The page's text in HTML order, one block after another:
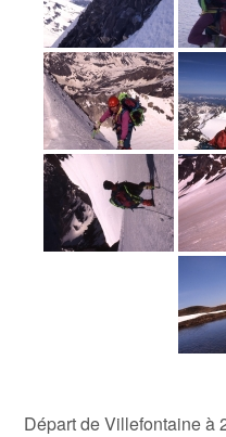
Départ de Villefontaine à